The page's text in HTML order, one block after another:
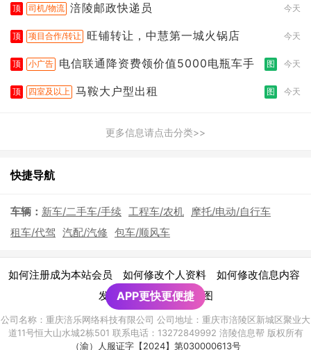
顶 司机/物流 涪陵邮政快递员 今天
顶 项目合作/转让 旺铺转让，中慧第一城火锅店 今天
顶 小广告 电信联通降资费领价值5000电瓶车手 图 今天
顶 四室及以上 马鞍大户型出租 图 今天
更多信息请点击分类>>
快捷导航
车辆： 新车/二手车/手续 工程车/农机 摩托/电动/自行车
租车/代驾 汽配/汽修 包车/顺风车
如何注册成为本站会员 如何修改个人资料 如何修改信息内容
发布广告须知 | 网站地图
公司名称：重庆涪乐网络科技有限公司 公司地址：重庆市涪陵区新城区聚业大
道11号恒大山水城2栋501 联系电话：13272849992 涪陵信息帮 版权所有
（渝）人服证字【2024】第030000613号
APP更快更便捷